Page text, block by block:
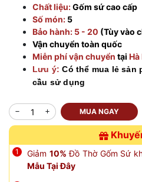
Chất liệu:Gốm sứ cao cấp
Số món: 5
Bảo hành: 5 - 20 (Tùy vào
Vận chuyển toàn quốc
Miễn phí vận chuyển tại Hà
Lưu ý: Có thể mua lẻ sản
cầu sử dụng
MUA NGAY
Giảm 10% Đồ Thờ Gốm Sứ
Mẫu Tại Đây